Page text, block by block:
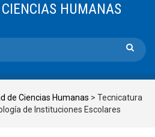
HUMANAS
de Ciencias Humanas > Tecnicatura
de Instituciones Escolares